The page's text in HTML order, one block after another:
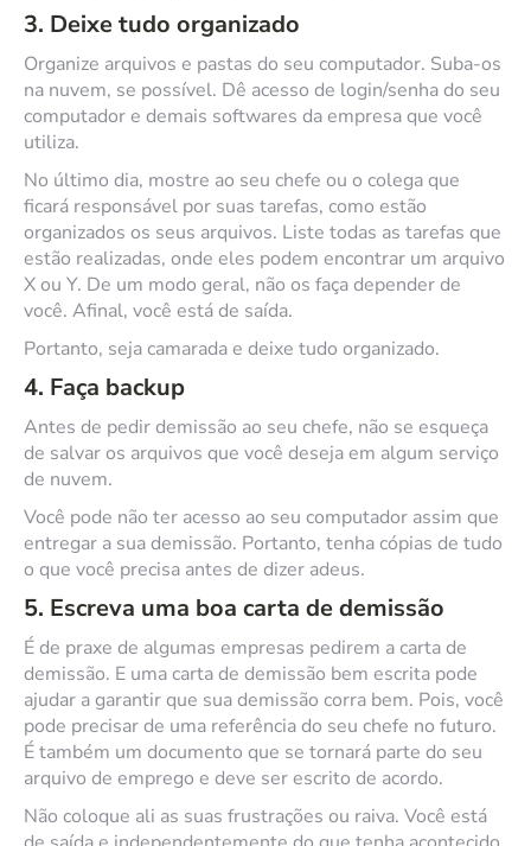
3. Deixe tudo organizado
Organize arquivos e pastas do seu computador. Suba-os
na nuvem, se possível. Dê acesso de login/senha do seu
computador e demais softwares da empresa que você
utiliza.
No último dia, mostre ao seu chefe ou o colega que
ficará responsável por suas tarefas, como estão
organizados os seus arquivos. Liste todas as tarefas que
estão realizadas, onde eles podem encontrar um arquivo
X ou Y. De um modo geral, não os faça depender de
você. Afinal, você está de saída.
Portanto, seja camarada e deixe tudo organizado.
4. Faça backup
Antes de pedir demissão ao seu chefe, não se esqueça
de salvar os arquivos que você deseja em algum serviço
de nuvem.
Você pode não ter acesso ao seu computador assim que
entregar a sua demissão. Portanto, tenha cópias de tudo
o que você precisa antes de dizer adeus.
5. Escreva uma boa carta de demissão
É de praxe de algumas empresas pedirem a carta de
demissão. E uma carta de demissão bem escrita pode
ajudar a garantir que sua demissão corra bem. Pois, você
pode precisar de uma referência do seu chefe no futuro.
É também um documento que se tornará parte do seu
arquivo de emprego e deve ser escrito de acordo.
Não coloque ali as suas frustrações ou raiva. Você está